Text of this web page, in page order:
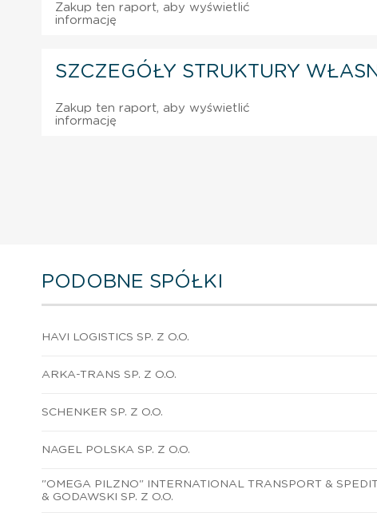
Zakup ten raport, aby wyświetlić
informację
SZCZEGÓŁY STRUKTURY
Zakup ten raport, aby wyświetlić
informację
PODOBNE SPÓŁKI
HAVI LOGISTICS SP. Z O.O.
ARKA-TRANS SP. Z O.O.
SCHENKER SP. Z O.O.
NAGEL POLSKA SP. Z O.O.
"OMEGA PILZNO" INTERNATIONAL TRANSPORT &
& GODAWSKI SP. Z O.O.